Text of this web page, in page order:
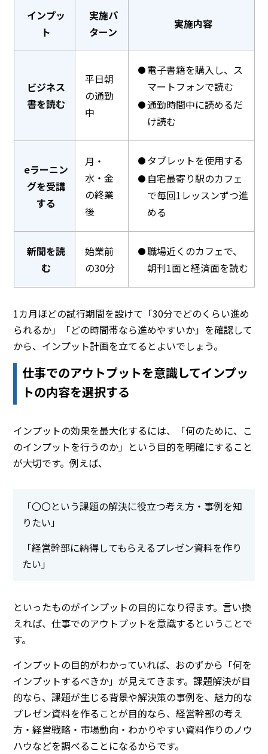
インプッ
ト
実施パ
ターン
実施内容
ビジネス
書を読む
平日朝
の通勤
中
電子書籍を購入し、ス
マートフォンで読む
通勤時間中に読めるだ
け読む
eラーニン
グを受講
する
月・
水・金
の終業
後
タブレットを使用する
自宅最寄り駅のカフェ
で毎回1レッスンずつ進
める
新聞を読
む
始業前
の30分
職場近くのカフェで、
朝刊1面と経済面を読む
1カ月ほどの試行期間を設けて「30分でどのくらい進め
られるか」「どの時間帯なら進めやすいか」を確認して
から、インプット計画を立てるとよいでしょう。
仕事でのアウトプットを意識してインプッ
トの内容を選択する
インプットの効果を最大化するには、「何のために、こ
のインプットを行うのか」という目的を明確にすること
が大切です。例えば、
「〇〇という課題の解決に役立つ考え方・事例を知
りたい」
「経営幹部に納得してもらえるプレゼン資料を作り
たい」
といったものがインプットの目的になり得ます。言い換
えれば、仕事でのアウトプットを意識するということで
す。
インプットの目的がわかっていれば、おのずから「何を
インプットするべきか」が見えてきます。課題解決が目
的なら、課題が生じる背景や解決策の事例を、魅力的な
プレゼン資料を作ることが目的なら、経営幹部の考え
方・経営戦略・市場動向・わかりやすい資料作りのノウ
ハウなどを調べることになるからです。